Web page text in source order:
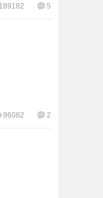
5
189182
2
96082